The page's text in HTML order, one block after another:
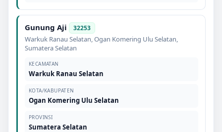
Gunung Aji 32253
Warkuk Ranau Selatan,Ogan Komering Ulu Selatan,
Sumatera Selatan
KECAMATAN
Warkuk Ranau Selatan
KOTA/KABUPATEN
Ogan Komering Ulu Selatan
PROVINSI
Sumatera Selatan